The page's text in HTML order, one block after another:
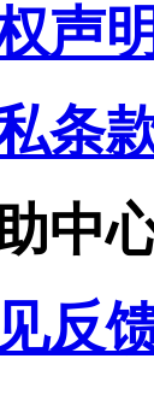
声明
条
中
反